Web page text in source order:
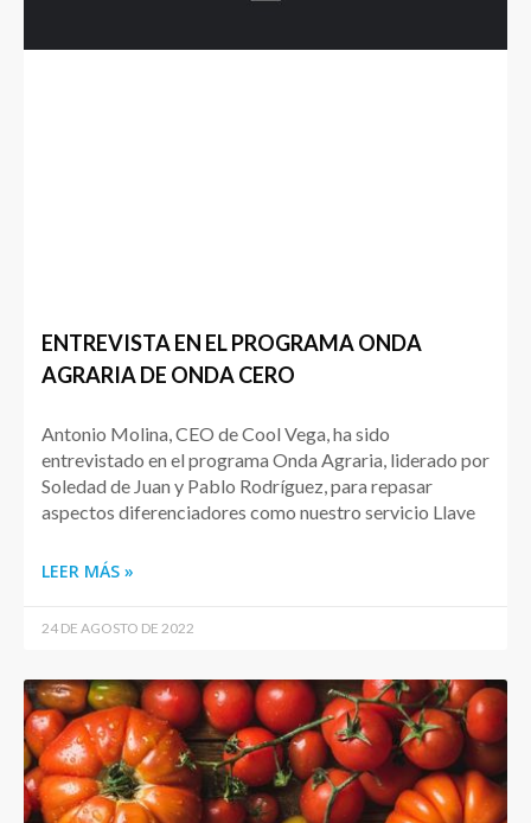
ENTREVISTA EN EL PROGRAMA ONDA
AGRARIA DE ONDA CERO
Antonio Molina, CEO de Cool Vega, ha sido
entrevistado en el programa Onda Agraria, liderado por
Soledad de Juan y Pablo Rodríguez, para repasar
aspectos diferenciadores como nuestro servicio Llave
LEER MÁS »
24 DE AGOSTO DE 2022